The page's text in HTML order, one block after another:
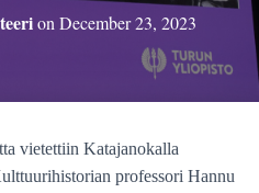
on December 23, 2023
vietettiin Katajanokalla
professori Hannu